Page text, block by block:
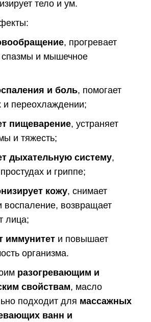
тело и ум.
, прогревает
спазмы и мышечное
и боль, помогает
и переохлаждении;
пищеварение, устраняет
и тяжесть;
дыхательную систему,
и гриппе;
кожу, снимает
воспаление, возвращает
лица;
иммунитети повышает
организма.
разогревающим и
свойствам, масло
подходит для массажных
ванн и